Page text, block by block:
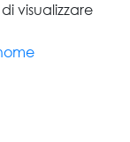
visualizzare